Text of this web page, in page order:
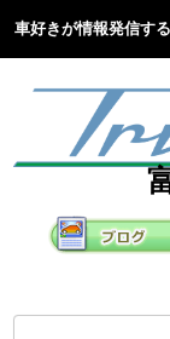
車好きが情報発信す